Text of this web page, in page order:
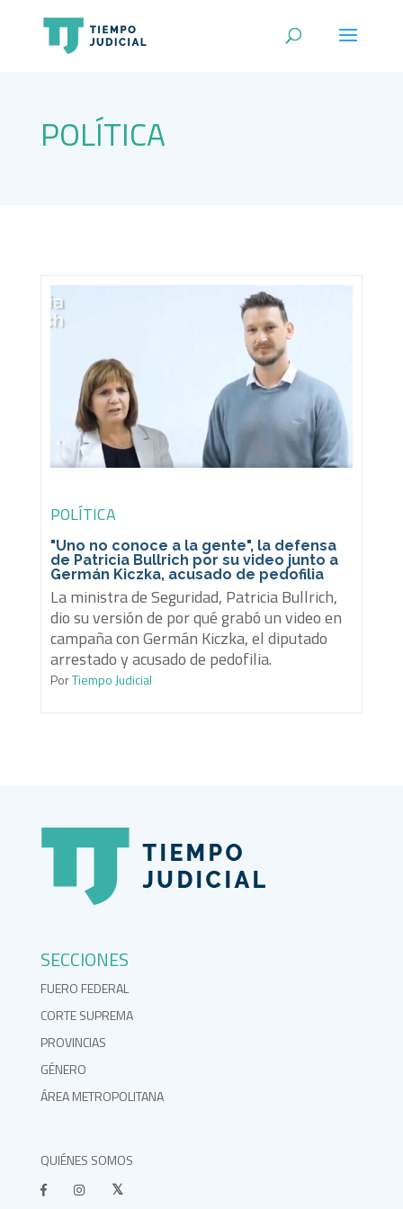
POLÍTICA
POLÍTICA
"Uno no conoce a la gente", la defensa
de Patricia Bullrich por su video junto a
Germán Kiczka, acusado de pedofilia
La ministra de Seguridad, Patricia Bullrich,
dio su versión de por qué grabó un video en
campaña con Germán Kiczka, el diputado
arrestado y acusado de pedofilia.
PorTiempo Judicial
SECCIONES
FUERO FEDERAL
CORTE SUPREMA
PROVINCIAS
GÉNERO
ÁREA METROPOLITANA
QUIÉNES SOMOS